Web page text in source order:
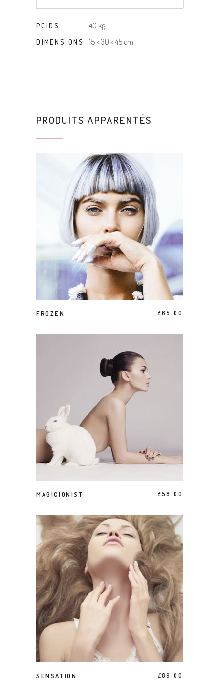
POIDS 40 kg
DIMENSIONS 15 × 30 × 45 cm
PRODUITS APPARENTÉS
FROZEN £65.00
ACHETER LE PRODUIT
MAGICIONIST £58.00
SENSATION £89.00